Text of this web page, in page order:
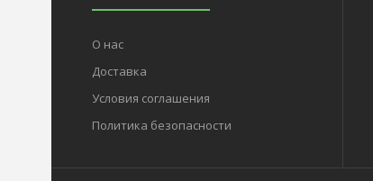
О нас
Доставка
Условия соглашения
Политика безопасности